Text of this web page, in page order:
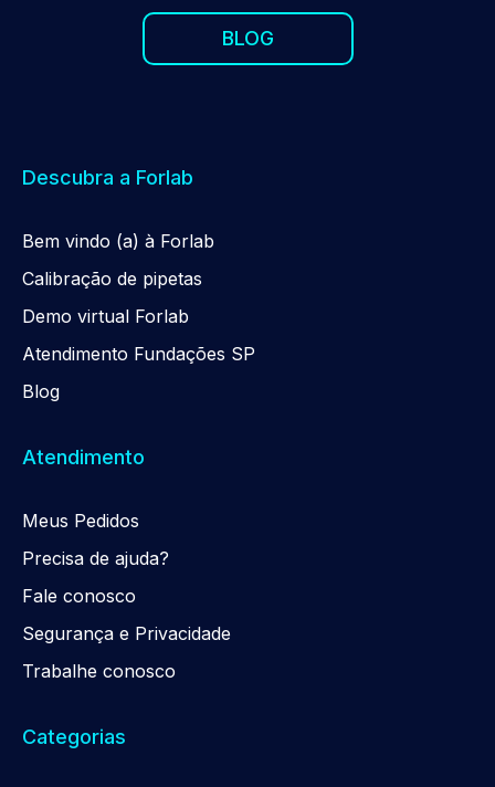
BLOG
Descubra a Forlab
Bem vindo (a) à Forlab
Calibração de pipetas
Demo virtual Forlab
Atendimento Fundações SP
Blog
Atendimento
Meus Pedidos
Precisa de ajuda?
Fale conosco
Segurança e Privacidade
Trabalhe conosco
Categorias